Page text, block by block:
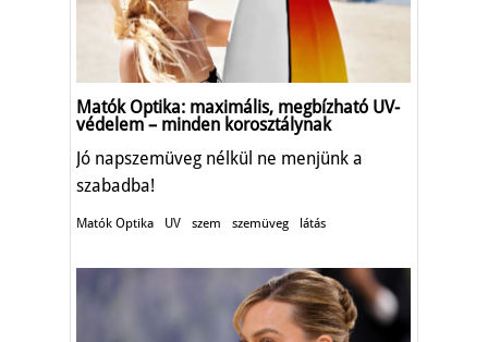
Matók Optika: maximális, megbízható UV-
védelem – minden korosztálynak
Jó napszemüveg nélkül ne menjünk a
szabadba!
Matók Optika UV szem szemüveg látás